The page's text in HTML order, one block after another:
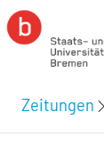
Zeitungen